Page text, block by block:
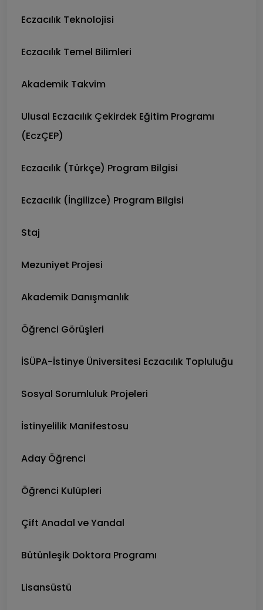
Eczacılık Teknolojisi
Eczacılık Temel Bilimleri
Akademik Takvim
Ulusal Eczacılık Çekirdek Eğitim Programı
(EczÇEP)
Eczacılık (Türkçe) Program Bilgisi
Eczacılık (İngilizce) Program Bilgisi
Staj
Mezuniyet Projesi
Akademik Danışmanlık
Öğrenci Görüşleri
İSÜPA-İstinye Üniversitesi Eczacılık Topluluğu
Sosyal Sorumluluk Projeleri
İstinyelilik Manifestosu
Aday Öğrenci
Öğrenci Kulüpleri
Çift Anadal ve Yandal
Bütünleşik Doktora Programı
Lisansüstü